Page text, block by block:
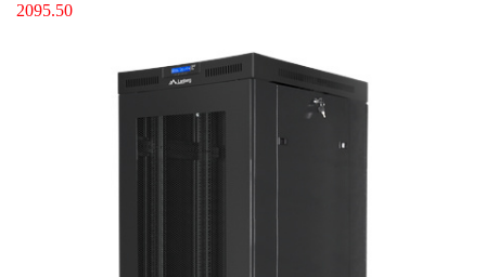
2095.50